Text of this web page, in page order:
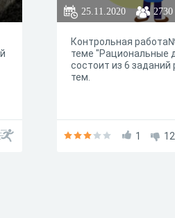
25.11.2020 2730
Контрольная
теме "Рациональные
состоит из 6 заданий
тем.
1 12